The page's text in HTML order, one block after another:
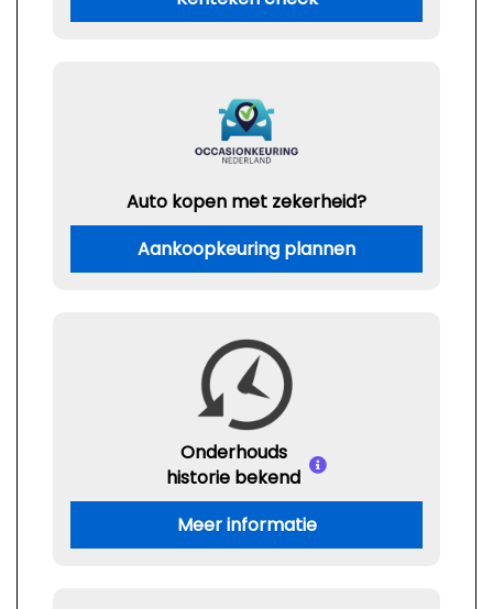
Auto kopen met zekerheid?
Aankoopkeuring plannen
Onderhouds
historie bekend
Meer informatie